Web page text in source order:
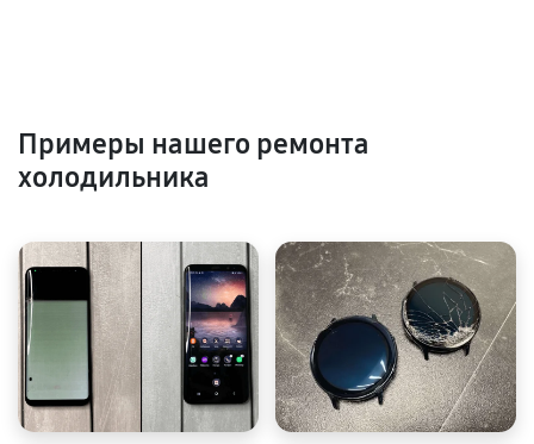
Примеры нашего ремонта
холодильника